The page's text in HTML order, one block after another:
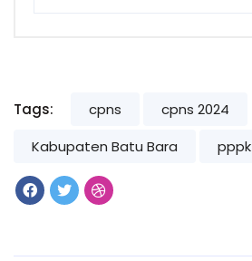
Tags: cpns
cpns 2024
Kabupaten Batu Bara
pppk